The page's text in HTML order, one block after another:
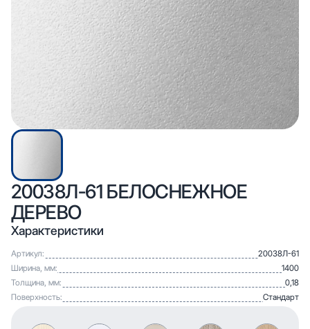
20038Л-61 БЕЛОСНЕЖНОЕ
ДЕРЕВО
Характеристики
Артикул:
20038Л-61
Ширина, мм:
1400
Толщина, мм:
0,18
Поверхность:
Стандарт